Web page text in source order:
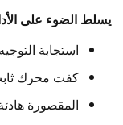
يسلط الضوء على
استجابة
كفت محرك
المقصورة